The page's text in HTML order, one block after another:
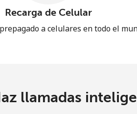
Recarga de Celular
a celulares en todo el
llamadas